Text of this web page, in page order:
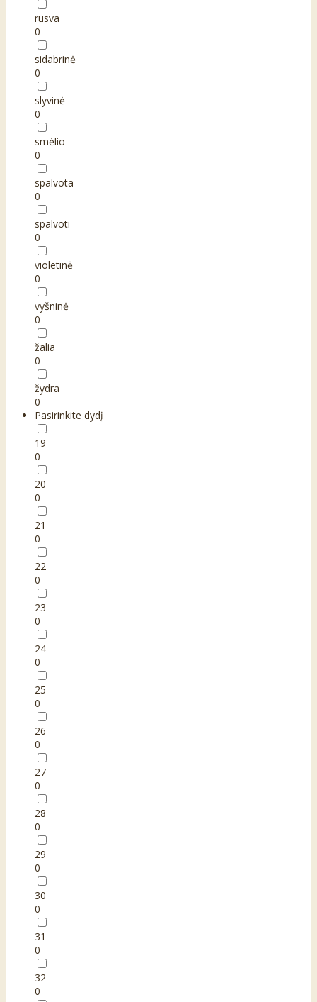
rusva
0
sidabrinė
0
slyvinė
0
smėlio
0
spalvota
0
spalvoti
0
violetinė
0
vyšninė
0
žalia
0
žydra
0
Pasirinkite dydį
19
0
20
0
21
0
22
0
23
0
24
0
25
0
26
0
27
0
28
0
29
0
30
0
31
0
32
0